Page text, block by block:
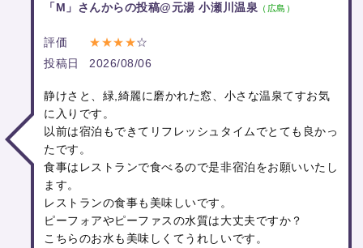
「M」さんからの投稿@元湯 小瀬川温泉 （広島）
評価 ★★★★☆
投稿日
2026/08/06
静けさと、緑,綺麗に磨かれた窓、小さな温泉てすお気
に入りです。
以前は宿泊もできてリフレッシュタイムでとても良かっ
たです。
食事はレストランで食べるので是非宿泊をお願いいたし
ます。
レストランの食事も美味しいです。
ピーフォアやピーファスの水質は大丈夫ですか？
こちらのお水も美味しくてうれしいです。